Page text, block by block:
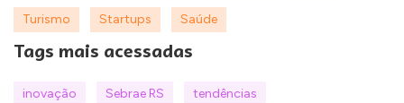
Turismo Startups Saúde
Tags mais acessadas
inovação Sebrae RS tendências